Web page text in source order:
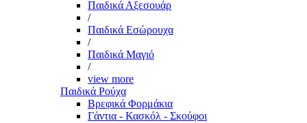
Παιδικά Αξεσουάρ
/
Παιδικά Εσώρουχα
/
Παιδικά Μαγιό
/
view more
Παιδικά Ρούχα
Βρεφικά Φορμάκια
Γάντια - Κασκόλ - Σκούφοι